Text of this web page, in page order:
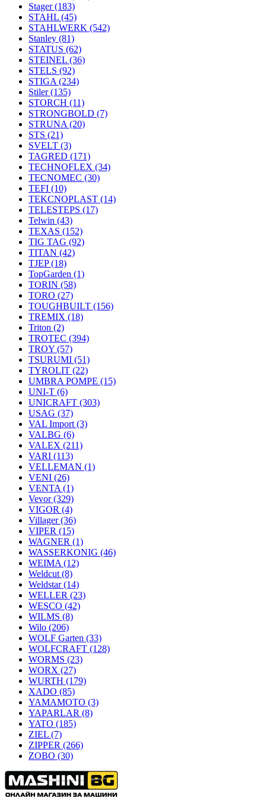
Stager(183)
STAHL (45)
STAHLWERK (542)
Stanley (81)
STATUS (62)
STEINEL (36)
STELS (92)
STIGA (234)
Stiler(135)
STORCH (11)
STRONGBOLD (7)
STRUNA (20)
STS (21)
SVELT (3)
TAGRED (171)
TECHNOFLEX (34)
TECNOMEC (30)
TEFI (10)
TEKCNOPLAST (14)
TELESTEPS (17)
Telwin (43)
TEXAS (152)
TIG TAG (92)
TITAN (42)
TJEP(18)
TopGarden (1)
TORIN (58)
TORO (27)
TOUGHBUILT (156)
TREMIX (18)
Triton (2)
TROTEC (394)
TROY (57)
TSURUMI (51)
TYROLIT (22)
UMBRA POMPE (15)
UNI-T (6)
UNICRAFT (303)
USAG (37)
VAL Import (3)
VALBG (6)
VALEX (211)
VARI (113)
VELLEMAN (1)
VENI (26)
VENTA (1)
Vevor(329)
VIGOR (4)
Villager(36)
VIPER (15)
WAGNER (1)
WASSERKONIG (46)
WEIMA (12)
Weldcut (8)
Weldstar(14)
WELLER (23)
WESCO (42)
WILMS (8)
Wilo (206)
WOLF Garten (33)
WOLFCRAFT (128)
WORMS (23)
WORX (27)
WURTH (179)
XADO (85)
YAMAMOTO (3)
YAPARLAR (8)
YATO (185)
ZIEL (7)
ZIPPER (266)
ZOBO (30)